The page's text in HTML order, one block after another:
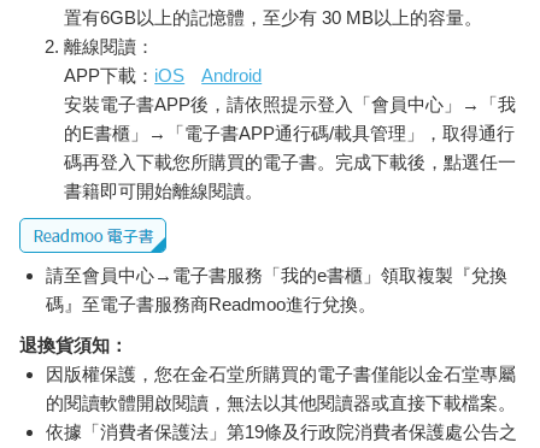
「……」
沉默片刻後，吉斯卡爾突然開口：「朕應該也算帥氣的吧？」
「什麼？」
我一時懷疑自己聽錯了，皺起眉頭。
「你現在是在嫉妒克里斯蒂安嗎？」
話音剛落，吉斯卡爾突然把我抱起來放倒，隨後起身俯視著我。
現在又變成我在下，吉斯卡爾在上的姿勢。
我瞬間感到不爽。為了變換姿勢，我故意分散他的注意力，指著
他的左手。
「那隻手是不是應該馬上給神官看看？」
「你不需要擔心。」
「我不擔心，但我一直看到它啊。不馬上治療的話，肯定會治不
吉斯卡爾沒有回答，而是摸上我的腰間，將手伸進我的褲子裡。
我急忙隔著衣服抓住他的手。
「等一下！」
吉斯卡爾硬是把手探進去，抓住我的性器。我嚇得縮起身子，臉
置有6GB以上的記憶體，至少有 30 MB以上的容量。
離線閱讀：
APP下載： iOS
Android
安裝電子書APP後，請依照提示登入「會員中心」→「我
的E書櫃」→「電子書APP通行碼/載具管理」，取得通行
碼再登入下載您所購買的電子書。完成下載後，點選任一
書籍即可開始離線閱讀。
請至會員中心→電子書服務「我的e書櫃」領取複製『兌換
碼』至電子書服務商Readmoo進行兌換。
退換貨須知：
因版權保護，您在金石堂所購買的電子書僅能以金石堂專屬
的閱讀軟體開啟閱讀，無法以其他閱讀器或直接下載檔案。
依據「消費者保護法」第19條及行政院消費者保護處公告之